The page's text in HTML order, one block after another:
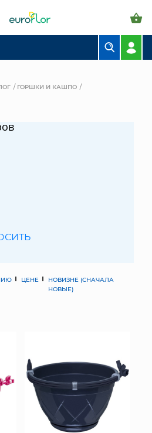
ФЛОРИСТИКА
ИГРУШКИ
СУНДУКИ
ЦВЕТЫ
И СУМКИ
ГОРШКИ И КАШПО
ЦЕНЕ
НОВИЗНЕ (СНАЧАЛА
НОВЫЕ)